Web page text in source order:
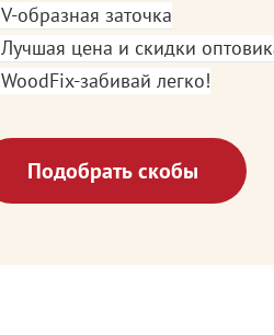
V-образная заточка
Лучшая цена и скидки
WoodFix-забивай легко!
Подобрать скобы